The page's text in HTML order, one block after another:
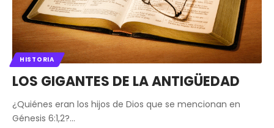
HISTORIA
LOS GIGANTES DE LA ANTIGÜEDAD
¿Quiénes eran los hijos de Dios que se mencionan en
Génesis 6:1,2?…